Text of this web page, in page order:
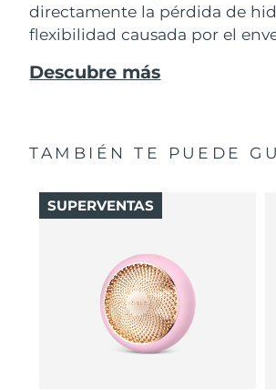
directamente la pérdida de
flexibilidad causada por el
Descubre más
TAMBIÉN TE PUEDE
SUPERVENTAS